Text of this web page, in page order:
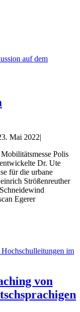
auf dem
Mai 2022|
Polis
Dr. Ute
für die urbane
Strößenreuther
Egerer
im
von